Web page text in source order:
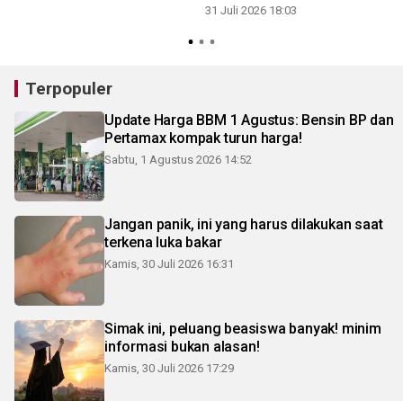
31 Juli 2026 18:03
Terpopuler
Update Harga BBM 1 Agustus: Bensin BP dan
Pertamax kompak turun harga!
Sabtu, 1 Agustus 2026 14:52
Jangan panik, ini yang harus dilakukan saat
terkena luka bakar
Kamis, 30 Juli 2026 16:31
Simak ini, peluang beasiswa banyak! minim
informasi bukan alasan!
Kamis, 30 Juli 2026 17:29